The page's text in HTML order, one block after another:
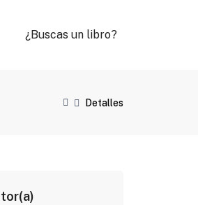
¿Buscas un libro?
Detalles